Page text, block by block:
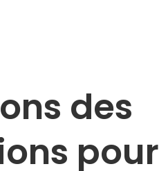
des
pour